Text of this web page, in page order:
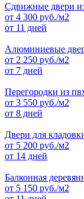
Сдвижные двери
от 4 300 руб./м2
от 11 дней
Алюминиевые
от 2 250 руб./м2
от 7 дней
Перегородки из
от 3 550 руб./м2
от 8 дней
Двери для
от 5 200 руб./м2
от 14 дней
Балконная
от 5 150 руб./м2